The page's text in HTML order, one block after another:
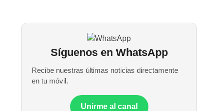
Síguenos en WhatsApp
Recibe nuestras últimas noticias directamente
en tu móvil.
Unirme al canal